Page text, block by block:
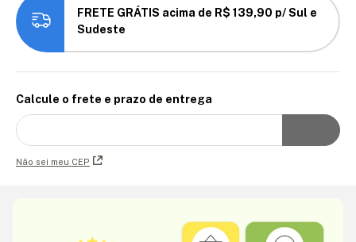
FRETE GRÁTIS acima de R$ 139,90 p/ Sul e
Sudeste
Calcule o frete e prazo de entrega
Não sei meu CEP